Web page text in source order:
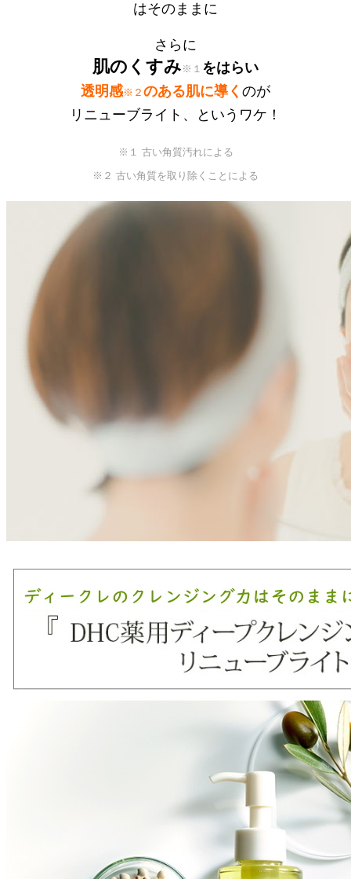
はそのままに
さらに
肌のくすみ ※１ をはらい
透明感※２ のある肌に導く のが
リニューブライト、というワケ！
※１ 古い角質汚れによる
※２ 古い角質を取り除くことによる